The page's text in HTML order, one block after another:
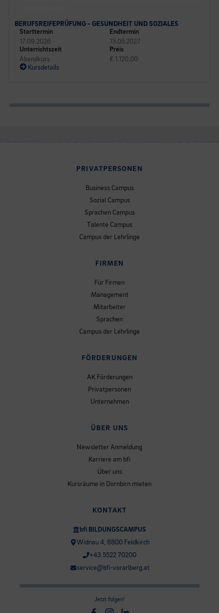
BERUFSREIFEPRÜFUNG - GESUNDHEIT UND SOZIALES
Starttermin
17.09.2026
Endtermin
13.05.2027
Unterrichtszeit
Abendkurs
Preis
€ 1.120,00
Kursdetails
PRIVATPERSONEN
Business Campus
Sozial Campus
Sprachen Campus
Talente Campus
Campus der Lehrlinge
FIRMEN
Für Firmen
Management
Mitarbeiter
Sprachen
Campus der Lehrlinge
FÖRDERUNGEN
AK Förderungen
Privatpersonen
Unternehmen
ÜBER UNS
Newsletter Anmeldung
Karriere am bfi
Über uns
Kursräume in Dornbirn mieten
KONTAKT
bfi BILDUNGSCAMPUS
Widnau 4, 6800 Feldkirch
+43 5522 70200
service@bfi-vorarlberg.at
Jetzt folgen!